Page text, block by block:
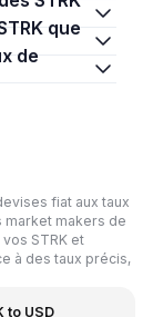
fiat aux taux
market makers de
STRK et
à des taux précis,
to USD